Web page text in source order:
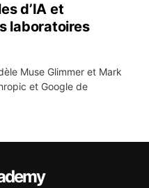
d’IA et
laboratoires
Muse Glimmer et Mark
et Google de